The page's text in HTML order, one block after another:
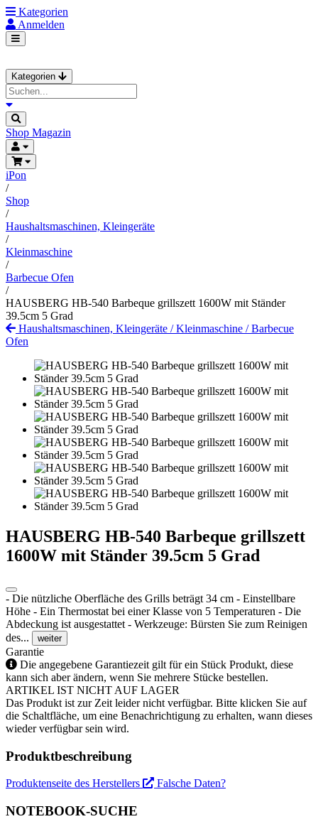
Kategorien
Anmelden
Kategorien
Shop Magazin
iPon
/
Shop
/
Haushaltsmaschinen, Kleingeräte
/
Kleinmaschine
/
Barbecue Ofen
/
HAUSBERG HB-540 Barbeque grillszett 1600W mit Ständer
39.5cm 5 Grad
Haushaltsmaschinen, Kleingeräte /Kleinmaschine /Barbecue
Ofen
HAUSBERG HB-540 Barbeque grillszett
1600W mit Ständer 39.5cm 5 Grad
- Die nützliche Oberfläche des Grills beträgt 34 ​​cm - Einstellbare
Höhe - Ein Thermostat bei einer Klasse von 5 Temperaturen - Die
Abdeckung ist ausgestattet - Werkzeuge: Bürsten Sie zum Reinigen
des...
weiter
Garantie
Die angegebene Garantiezeit gilt für ein Stück Produkt, diese
kann sich aber ändern, wenn Sie mehrere Stücke bestellen.
ARTIKEL IST NICHT AUF LAGER
Das Produkt ist zur Zeit leider nicht verfügbar. Bitte klicken Sie auf
die Schaltfläche, um eine Benachrichtigung zu erhalten, wann dieses
wieder verfügbar sein wird.
Produktbeschreibung
Produktenseite des Herstellers Falsche Daten?
NOTEBOOK-SUCHE